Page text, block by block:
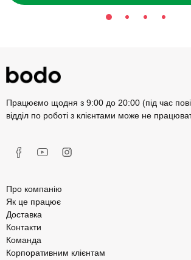
Працюємо щодня з 9:00 до 20:00 (під час
відділ по роботі з клієнтами може не
Про компанію
Як це працює
Доставка
Контакти
Команда
Корпоративним клієнтам